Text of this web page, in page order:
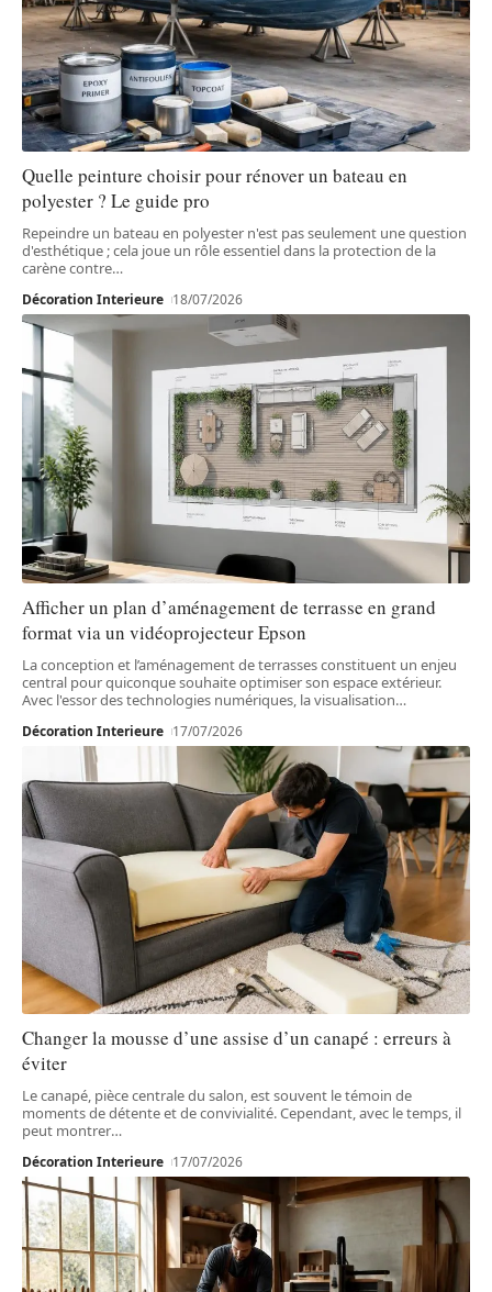
Quelle peinture choisir pour rénover un bateau en
polyester ? Le guide pro
Repeindre un bateau en polyester n'est pas seulement une question
d'esthétique ; cela joue un rôle essentiel dans la protection de la
carène contre…
Décoration Interieure 18/07/2026
Afficher un plan d’aménagement de terrasse en grand
format via un vidéoprojecteur Epson
La conception et l’aménagement de terrasses constituent un enjeu
central pour quiconque souhaite optimiser son espace extérieur.
Avec l'essor des technologies numériques, la visualisation…
Décoration Interieure 17/07/2026
Changer la mousse d’une assise d’un canapé : erreurs à
éviter
Le canapé, pièce centrale du salon, est souvent le témoin de
moments de détente et de convivialité. Cependant, avec le temps, il
peut montrer…
Décoration Interieure 17/07/2026